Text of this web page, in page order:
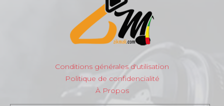
Conditions générales d'utilisation
Politique de confidencialité
À Propos